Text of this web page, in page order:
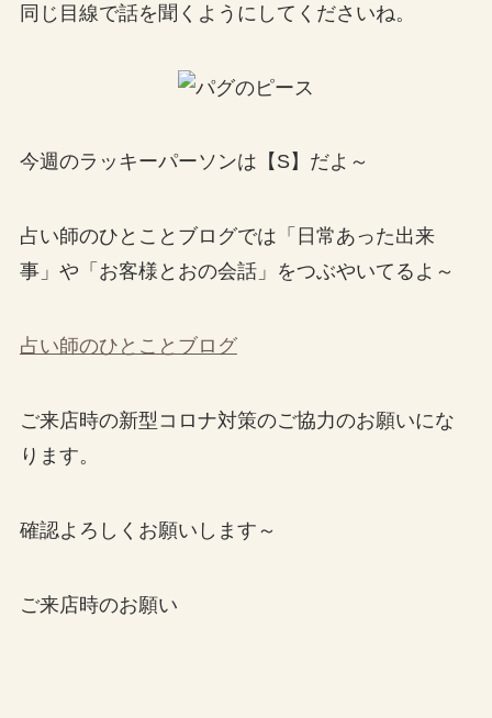
同じ目線で話を聞くようにしてくださいね。
今週のラッキーパーソンは【S】だよ～
占い師のひとことブログでは「日常あった出来
事」や「お客様とおの会話」をつぶやいてるよ～
占い師のひとことブログ
ご来店時の新型コロナ対策のご協力のお願いにな
ります。
確認よろしくお願いします～
ご来店時のお願い